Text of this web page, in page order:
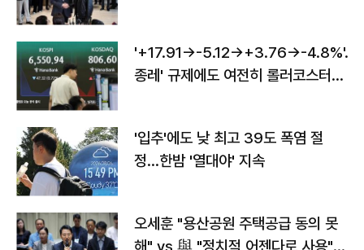
'+17.91→-5.12→+3.76→-4.8%'…'
종레' 규제에도 여전히 롤러코스터
'입추'에도 낮 최고 39도 폭염 절
정…한밤 '열대야' 지속
오세훈 "용산공원 주택공급 동의 못
해" vs 與 "정치적 어젠다로 사용"